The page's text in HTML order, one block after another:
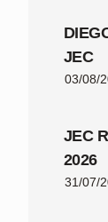
JEC
03/08/
JEC
2026
31/07/